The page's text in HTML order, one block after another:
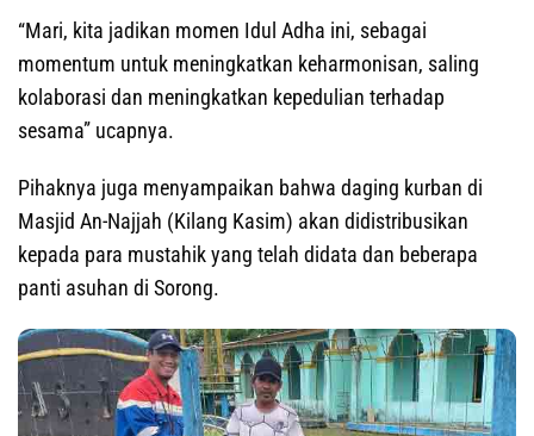
“Mari, kita jadikan momen Idul Adha ini, sebagai
momentum untuk meningkatkan keharmonisan, saling
kolaborasi dan meningkatkan kepedulian terhadap
sesama” ucapnya.
Pihaknya juga menyampaikan bahwa daging kurban di
Masjid An-Najjah (Kilang Kasim) akan didistribusikan
kepada para mustahik yang telah didata dan beberapa
panti asuhan di Sorong.